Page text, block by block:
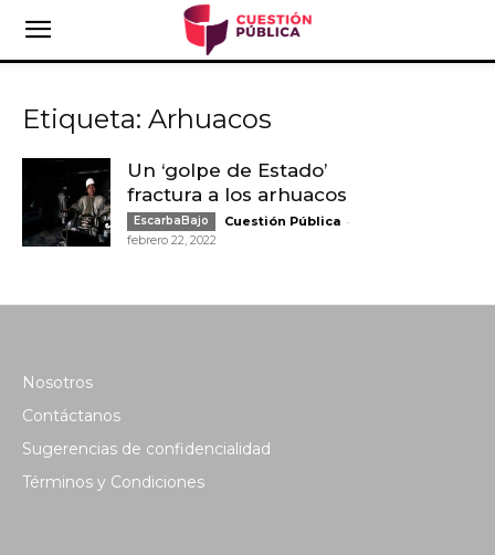
Etiqueta: Arhuacos
Un ‘golpe de Estado’
fractura a los arhuacos
EscarbaBajo Cuestión Pública -
febrero 22, 2022
Nosotros
Contáctanos
Sugerencias de confidencialidad
Términos y Condiciones